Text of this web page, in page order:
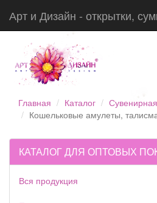
Арт и Дизайн - открытки,
Главная Каталог
Кошельковые амулеты,
КАТАЛОГ ДЛЯ ОПТОВЫХ
Вся продукция